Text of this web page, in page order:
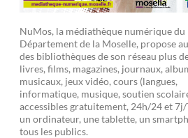
NuMos, la médiathèque numérique du
Département de la Moselle, propose
des bibliothèques de son réseau plus
livres, films, magazines, journaux,
musicaux, jeux vidéo, cours (langues,
informatique, musique, soutien
accessibles gratuitement, 24h/24 et
un ordinateur, une tablette, un
tous les publics.